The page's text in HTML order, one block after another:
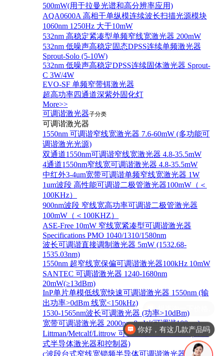
500mW(用于拉曼光谱和高分辨率应用)
AQA0600A 高相干单纵模连续波长扫描光源模块
1060nm 1250Hz 大于10mW
532nm 高稳定紧凑型单频窄线宽激光器 200mW
532nm 低噪声高稳定固态DPSS连续单频激光器
Sprout‐Solo (5-10W)
532nm 低噪声高稳定DPSS连续固体激光器 Sprout-
C 3W/4W
EVO-SF 单频窄带铒激光器
超高功率四通道深紫外固化灯
More>>
可调谐激光器子分类
可调谐激光器
1550nm 可调谐窄线宽激光器 7.6-60mW (多功能可
调谐激光光源)
双通道1550nm可调谐窄线宽激光器 4.8-35.5mW
4通道1550nm窄线宽可调谐激光器 4.8-35.5mW
中红外3-4um宽带可调谐单频窄线宽激光器 1W
1um波段 高性能可调谐二极管激光器100mW（＜
100KHz）
900nm波段 窄线宽高功率可调谐二极管激光器
100mW（＜100KHZ）
ASE-Free 10mW 窄线宽紧凑型可调谐激光器
Specifications PMO 1040/1310/1580nm
波长可调谐直接调制激光器 5mW (1532.68-
1535.03nm)
1550nm 超窄线宽保偏可调谐激光器100kHz 10mW
SANTEC 可调谐激光器 1240-1680nm
20mW(≥13dBm)
InP单片单模低线宽快速可调谐激光器 1550nm (输
出功率>0dBm 线宽<150kHz)
1530-1565nm波长可调激光器 (功率>10dBm)
宽带可调谐激光器 2000nm 8mW(可调谐100nm)
Littman/Metcalf/Littrow 可调谐激光系统 Lion (外腔
式半导体激光器和控制器)
c波段台式窄线宽锁频半导体可调谐激光器 1528-
你好，有这几款产品吗